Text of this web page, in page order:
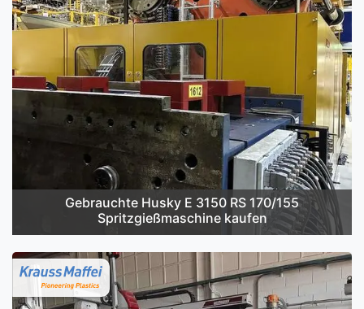
Gebrauchte Husky E 3150 RS 170/155
Spritzgießmaschine kaufen